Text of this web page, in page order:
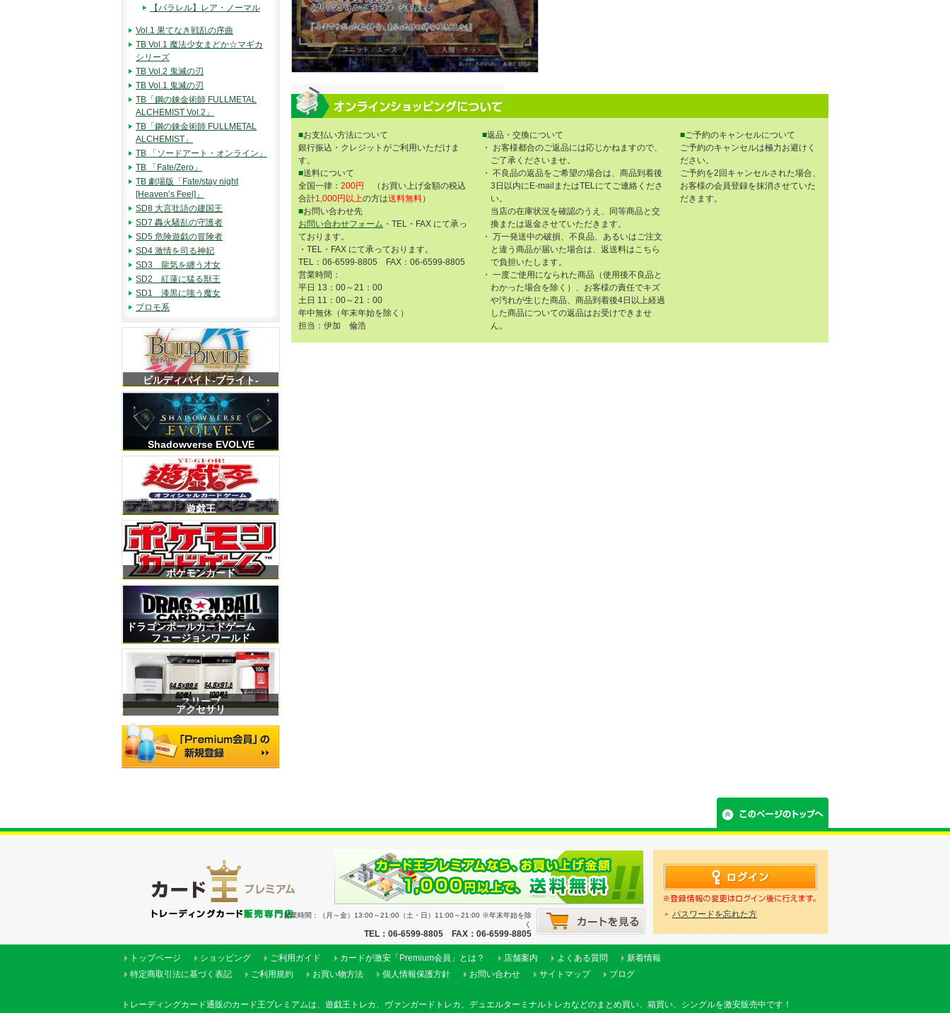
■お支払い方法について
銀行振込・クレジットがご利用いただけま
す。
■送料について
全国一律： 200円
（お買い上げ金額の税込
合計1,000円以上の方は送料無料）
■お問い合わせ先
お問い合わせフォーム ・TEL・FAX にて承っ
ております。
・TEL・FAX にて承っております。
TEL：06-6599-8805 FAX：06-6599-8805
営業時間：
平日 13：00～21：00
土日 11：00～21：00
年中無休（年末年始を除く）
担当：伊加 倫浩
■返品・交換について
・ お客様都合のご返品には応じかねますので、
ご了承くださいませ。
・ 不良品の返品をご希望の場合は、商品到着後
3日以内にE-mailまたはTELにてご連絡くださ
い。
当店の在庫状況を確認のうえ、同等商品と交
換または返金させていただきます。
・ 万一発送中の破損、不良品、あるいはご注文
と違う商品が届いた場合は、返送料はこちら
で負担いたします。
・ 一度ご使用になられた商品（使用後不良品と
わかった場合を除く）、お客様の責任でキズ
や汚れが生じた商品、商品到着後4日以上経過
した商品についての返品はお受けできませ
ん。
■ご予約のキャンセルについて
ご予約のキャンセルは極力お避けく
ださい。
ご予約を2回キャンセルされた場合、
お客様の会員登録を抹消させていた
だきます。
【パラレル】レア・ノーマル
Vol.1 果てなき戦乱の序曲
TB Vol.1 魔法少女まどか☆マギカ
シリーズ
TB Vol.2 鬼滅の刃
TB Vol.1 鬼滅の刃
TB「鋼の錬金術師 FULLMETAL
ALCHEMIST Vol.2」
TB「鋼の錬金術師 FULLMETAL
ALCHEMIST」
TB 「ソードアート・オンライン」
TB 「Fate/Zero」
TB 劇場版「Fate/stay night
[Heaven’s Feel]」
SD8 大言壮語の建国王
SD7 轟火騒乱の守護者
SD5 危険遊戯の冒険者
SD4 激情を司る神妃
SD3 龍気を纏う才女
SD2 紅蓮に猛る獣王
SD1 漆黒に嗤う魔女
プロモ系
ビルディバイト-ブライト-
Shadowverse EVOLVE
遊戯王
ポケモンカード
ドラゴンボールカードゲーム
フュージョンワールド
スリーブ
アクセサリ
営業時間：（月～金）13:00～21:00（土・日）11:00～21:00 ※年末年始を除
く
TEL：06-6599-8805 FAX：06-6599-8805
パスワードを忘れた方
トップページ ショッピング ご利用ガイド カードが激安「Premium会員」とは？ 店舗案内 よくある質問
新着情報
特定商取引法に基づく表記
ご利用規約 お買い物方法 個人情報保護方針 お問い合わせ サイトマップ ブログ
トレーディングカード通販のカード王プレミアムは、遊戯王トレカ、ヴァンガードトレカ、デュエルターミナルトレカなどのまとめ買い、箱買い、シングルを激安販売中です！